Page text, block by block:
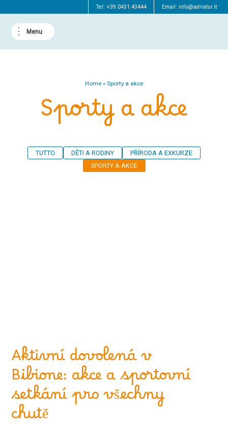
Tel: +39.0431.43444 Email: info@adriatur.it
Home» Sporty a akce
Sporty a akce
TUTTO DĚTI A RODINY
PŘÍRODA A EXKURZE
SPORTY A AKCE
Aktivní dovolená v
Bibione: akce a sportovní
setkání pro všechny
chutě